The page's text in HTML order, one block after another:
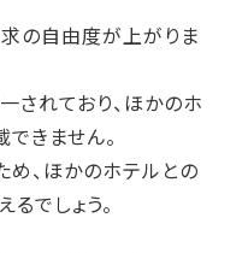
の自由度が上がりま
されており、ほかのホ
きません。
、ほかのホテルとの
でしょう。